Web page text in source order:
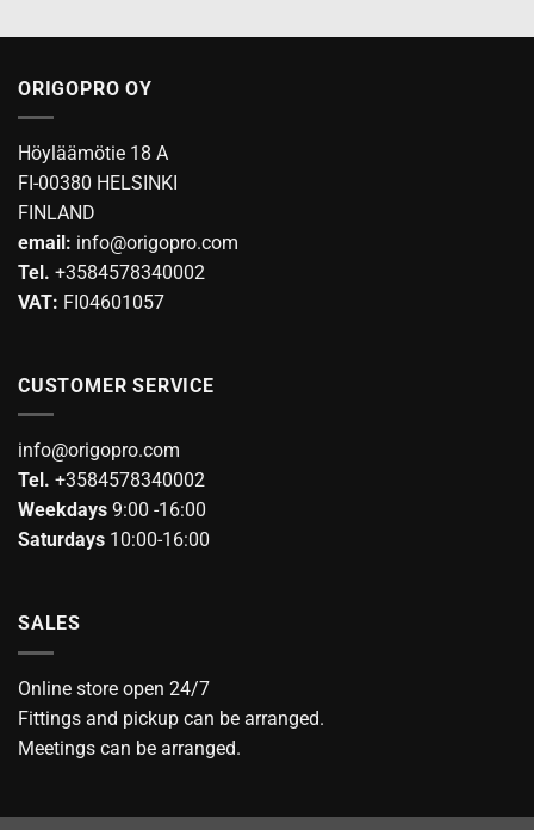
ORIGOPRO OY
Höyläämötie 18 A
FI-00380 HELSINKI
FINLAND
email: info@origopro.com
Tel. +3584578340002
VAT: FI04601057
CUSTOMER SERVICE
info@origopro.com
Tel. +3584578340002
Weekdays 9:00 -16:00
Saturdays 10:00-16:00
SALES
Online store open 24/7
Fittings and pickup can be arranged.
Meetings can be arranged.